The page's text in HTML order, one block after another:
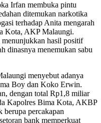
Irfan membuka pintu
ditemukan narkotika
terhadap Anita mengarah
Kota, AKP Malaungi.
menunjukkan hasil positif
dinasnya menemukan sabu
menyebut adanya
Boy dan Koko Erwin.
dengan total Rp1,8 miliar
Kapolres Bima Kota, AKBP
percakapan
bank memperkuat